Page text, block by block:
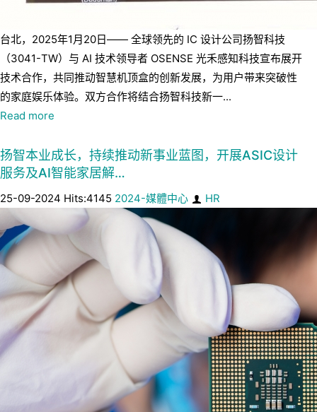
台北，2025年1月20日—— 全球领先的 IC 设计公司扬智科技
（3041-TW）与 AI 技术领导者 OSENSE 光禾感知科技宣布展开
技术合作，共同推动智慧机顶盒的创新发展，为用户带来突破性
的家庭娱乐体验。双方合作将结合扬智科技新一...
Read more
扬智本业成长，持续推动新事业蓝图，开展ASIC设计
服务及AI智能家居解…
25-09-2024 Hits:4145 2024-媒體中心 HR